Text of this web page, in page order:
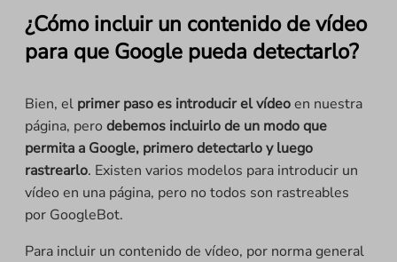
¿Cómo incluir un contenido de vídeo
para que Google pueda detectarlo?
Bien, el primer paso es introducir el vídeoen nuestra
página, pero debemos incluirlo de un modo que
permita a Google, primero detectarlo y luego
rastrearlo. Existen varios modelos para introducir un
vídeo en una página, pero no todos son rastreables
por GoogleBot.
Para incluir un contenido de vídeo, por norma general